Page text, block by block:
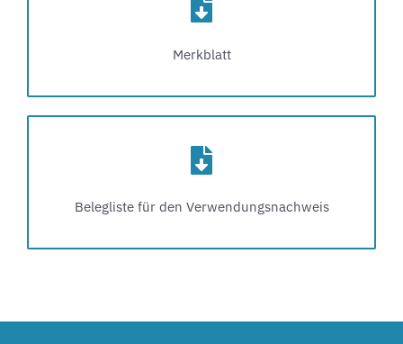
Merkblatt
Belegliste für den Verwendungsnachweis